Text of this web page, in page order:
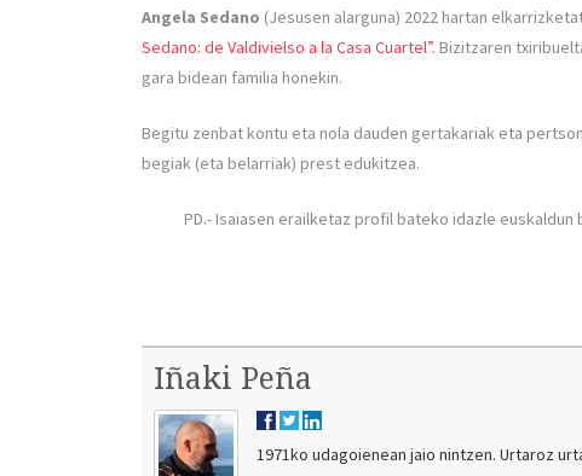
Angela Sedano (Jesusen alarguna) 2022 hartan
Sedano: de Valdivielso a la Casa Cuartel”. Bizitzaren
gara bidean familia honekin.
Begitu zenbat kontu eta nola dauden gertakariak eta
begiak (eta belarriak) prest edukitzea.
PD.- Isaiasen erailketaz profil bateko idazle
Iñaki Peña
1971ko udagoienean jaio nintzen. Urtaroz